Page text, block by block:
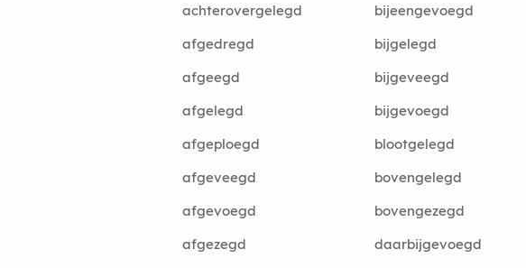
achterovergelegd
bijeengevoegd
afgedregd
bijgelegd
afgeegd
bijgeveegd
afgelegd
bijgevoegd
afgeploegd
blootgelegd
afgeveegd
bovengelegd
afgevoegd
bovengezegd
afgezegd
daarbijgevoegd